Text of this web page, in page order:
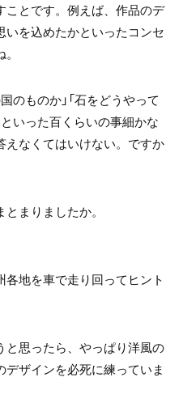
ことです。例えば、作品のデ
を込めたかといったコンセ
のものか」「石をどうやって
いった百くらいの事細かな
なくてはいけない。ですか
まりましたか。
地を車で走り回ってヒント
と思ったら、やっぱり洋風の
ザインを必死に練っていま